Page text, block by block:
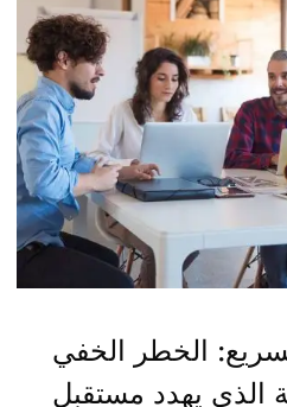
الخطر الخفي
الذي يهدد مستقبل